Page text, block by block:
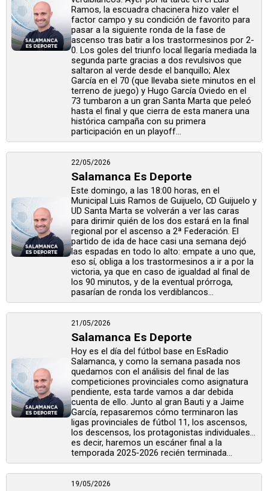
Ramos, la escuadra chacinera hizo valer el
factor campo y su condición de favorito para
pasar a la siguiente ronda de la fase de
ascenso tras batir a los trastormesinos por 2-
0. Los goles del triunfo local llegaría mediada la
segunda parte gracias a dos revulsivos que
saltaron al verde desde el banquillo; Alex
García en el 70 (que llevaba siete minutos en el
terreno de juego) y Hugo García Oviedo en el
73 tumbaron a un gran Santa Marta que peleó
hasta el final y que cierra de esta manera una
histórica campaña con su primera
participación en un playoff...
22/05/2026
Salamanca Es Deporte
Este domingo, a las 18:00 horas, en el
Municipal Luis Ramos de Guijuelo, CD Guijuelo y
UD Santa Marta se volverán a ver las caras
para dirimir quién de los dos estará en la final
regional por el ascenso a 2ª Federación. El
partido de ida de hace casi una semana dejó
las espadas en todo lo alto: empate a uno que,
eso sí, obliga a los trastormesinos a ir a por la
victoria, ya que en caso de igualdad al final de
los 90 minutos, y de la eventual prórroga,
pasarían de ronda los verdiblancos...
21/05/2026
Salamanca Es Deporte
Hoy es el día del fútbol base en EsRadio
Salamanca, y como la semana pasada nos
quedamos con el análisis del final de las
competiciones provinciales como asignatura
pendiente, esta tarde vamos a dar debida
cuenta de ello. Junto al gran Bauti y a Jaime
García, repasaremos cómo terminaron las
ligas provinciales de fútbol 11, los ascensos,
los descensos, los protagonistas individuales…
es decir, haremos un escáner final a la
temporada 2025-2026 recién terminada...
19/05/2026